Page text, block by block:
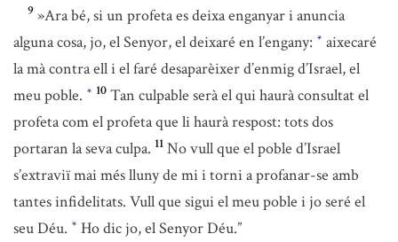
9 »Ara bé, si un profeta es deixa enganyar i anuncia
alguna cosa, jo, el Senyor, el deixaré en l’engany: * aixecaré
la mà contra ell i el faré desaparèixer d’enmig d’Israel, el
meu poble. * 10 Tan culpable serà el qui haurà consultat el
profeta com el profeta que li haurà respost: tots dos
portaran la seva culpa. 11 No vull que el poble d’Israel
s’extraviï mai més lluny de mi i torni a profanar-se amb
tantes infidelitats. Vull que sigui el meu poble i jo seré el
seu Déu. * Ho dic jo, el Senyor Déu.”